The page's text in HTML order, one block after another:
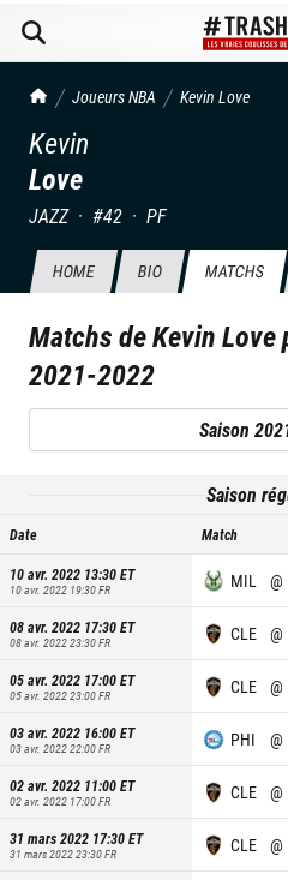
TrashTalk Actu NBA
Joueurs NBA Kevin Love
Kevin
Love
JAZZ · #42 · PF
HOME BIO MATCHS
Matchs deKevin Love
2021-2022
Saison
Saison
Date Match
10 avr. 2022 13:30ET
10 avr. 2022 19:30FR MIL @
08 avr. 2022 17:30ET
08 avr. 2022 23:30FR CLE @
05 avr. 2022 17:00ET
05 avr. 2022 23:00FR CLE @
03 avr. 2022 16:00ET
03 avr. 2022 22:00FR PHI @
02 avr. 2022 11:00ET
02 avr. 2022 17:00FR CLE @
31 mars 2022 17:30ET
31 mars 2022 23:30FR CLE @